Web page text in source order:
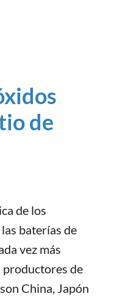
de
de los
baterías de
vez más
productores de
China, Japón